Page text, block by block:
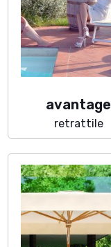
avantage
retrattile